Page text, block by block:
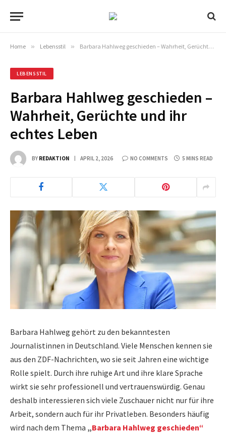
Home » Lebensstil » Barbara Hahlweg geschieden – Wahrheit, Gerüchte und ihr echtes Leben
LEBENSSTIL
Barbara Hahlweg geschieden –
Wahrheit, Gerüchte und ihr
echtes Leben
BY REDAKTION APRIL 2, 2026 NO COMMENTS 5 MINS READ
Barbara Hahlweg gehört zu den bekanntesten
Journalistinnen in Deutschland. Viele Menschen kennen sie
aus den ZDF-Nachrichten, wo sie seit Jahren eine wichtige
Rolle spielt. Durch ihre ruhige Art und ihre klare Sprache
wirkt sie sehr professionell und vertrauenswürdig. Genau
deshalb interessieren sich viele Zuschauer nicht nur für ihre
Arbeit, sondern auch für ihr Privatleben. Besonders häufig
wird nach dem Thema „Barbara Hahlweg geschieden“